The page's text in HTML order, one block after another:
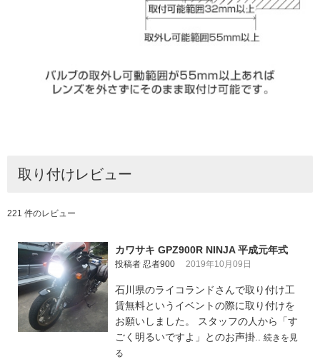
取り付けレビュー
221 件のレビュー
カワサキ GPZ900R NINJA 平成元年式
投稿者 忍者900 2019年10月09日
石川県のライコランドさんで取り付け工
賃無料というイベントの際に取り付けを
お願いしました。 スタッフの人から「す
ごく明るいですよ」とのお声掛.. 続きを見
る